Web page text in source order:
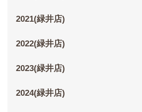
2021(緑井店)
2022(緑井店)
2023(緑井店)
2024(緑井店)